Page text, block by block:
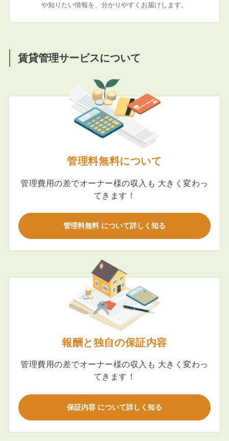
や知りたい情報を、分かりやすくお届けします。
賃貸管理サービスについて
管理料無料について
管理費用の差でオーナー様の収入も 大きく変わっ
てきます！
管理料無料 について詳しく知る
報酬と独自の保証内容
管理費用の差でオーナー様の収入も 大きく変わっ
てきます！
保証内容 について詳しく知る